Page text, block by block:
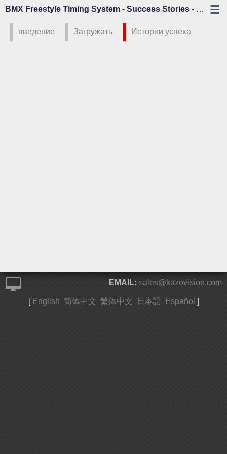
BMX Freestyle Timing System - Success Stories - Kazo Vision
введение Загружать Истории успеха
EMAIL: sales@kazovision.com
[ English 简体中文 繁体中文 日本語 Español ]